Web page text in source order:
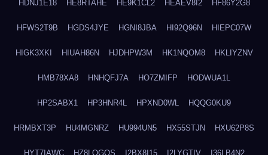
HDNJ1E18 HE8RTAHE HE9K1CL2 HEAEV8I2 HF86Y2G8
HFWS2T9B HGDS4JYE HGNI8JBA HI92Q96N HIEPC07W
HIGK3XKI HIUAH86N HJDHPW3M HK1NQOM8 HKLIYZNV
HMB78XA8 HNHQFJ7A HO7ZMIFP HODWUA1L
HP2SABX1 HP3HNR4L HPXND0WL HQQG0KU9
HRMBXT3P HU4MGNRZ HU994UN5 HX55STJN HXU62P8S
HYT7IAWC HZ8LOGOS I2BX8I15 I2LYGTIV I36LB4N2